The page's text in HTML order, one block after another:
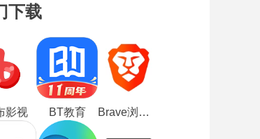
下载
影视 BT教育 Brave浏览器